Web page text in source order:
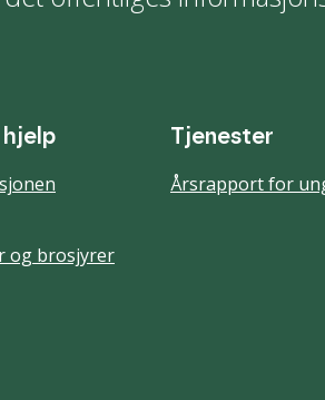
hjelp
og brosjyrer
Tjenester
Årsrapport for